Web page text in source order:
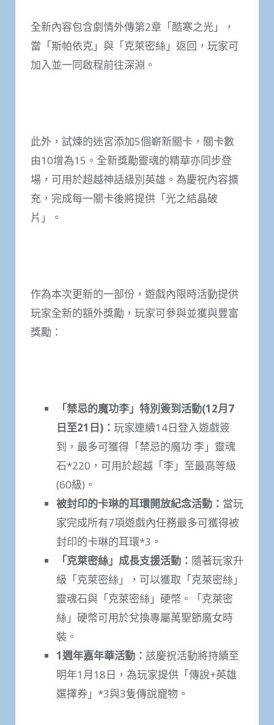
全新內容包含劇情外傳第2章「酷寒之光」，
當「斯帕依克」與「克萊密絲」返回，玩家可
加入並一同啟程前往深淵。
此外，試煉的迷宮添加5個嶄新關卡，關卡數
由10增為15。全新獎勵靈魂的精華亦同步登
場，可用於超越神話級別英雄。為慶祝內容擴
充，完成每一關卡後將提供「光之結晶破
片」。
作為本次更新的一部份，遊戲內限時活動提供
玩家全新的額外獎勵，玩家可參與並獲與豐富
獎勵：
「禁忌的魔功李」特別簽到活動(12月7
日至21 日) ： 玩家連續14日登入遊戲簽
到，最多可獲得「禁忌的魔功 李」靈魂
石*220，可用於超越「李」至最高等級
(60級)。
被封印的卡琳的耳環開放紀念活動： 當玩
家完成所有7項遊戲內任務最多可獲得被
封印的卡琳的耳環*3。
「克萊密絲」成長支援活動： 隨著玩家升
級「克萊密絲」，可以獲取「克萊密絲」
靈魂石與「克萊密絲」硬幣。「克萊密
絲」硬幣可用於兌換專屬萬聖節魔女時
裝。
1週年嘉年華活動： 該慶祝活動將持續至
明年1月18日，為玩家提供「傳說+英雄
選擇券」*3與3隻傳說寵物。